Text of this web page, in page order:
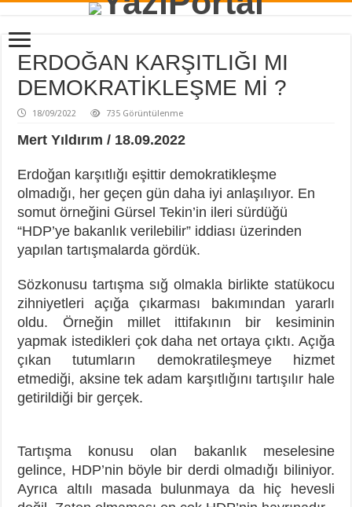
ERDOĞAN KARŞITLIĞI MI
DEMOKRATİKLEŞME Mİ ?
18/09/2022 735 Görüntülenme
Mert Yıldırım / 18.09.2022
Erdoğan karşıtlığı eşittir demokratikleşme
olmadığı, her geçen gün daha iyi anlaşılıyor. En
somut örneğini Gürsel Tekin’in ileri sürdüğü
“HDP’ye bakanlık verilebilir” iddiası üzerinden
yapılan tartışmalarda gördük.
Sözkonusu tartışma sığ olmakla birlikte statükocu
zihniyetleri açığa çıkarması bakımından yararlı
oldu. Örneğin millet ittifakının bir kesiminin
yapmak istedikleri çok daha net ortaya çıktı. Açığa
çıkan tutumların demokratileşmeye hizmet
etmediği, aksine tek adam karşıtlığını tartışılır hale
getirildiği bir gerçek.
Tartışma konusu olan bakanlık meselesine
gelince, HDP’nin böyle bir derdi olmadığı biliniyor.
Ayrıca altılı masada bulunmaya da hiç hevesli